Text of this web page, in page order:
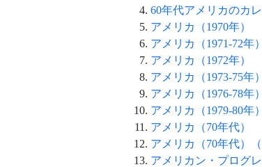
60年代アメリカのカ
アメリカ（1970年）
アメリカ（1971-72年）
アメリカ（1972年）
アメリカ（1973-75年）
アメリカ（1976-78年）
アメリカ（1979-80年）
アメリカ（70年代）
アメリカ（70年代）（
アメリカン・プログ